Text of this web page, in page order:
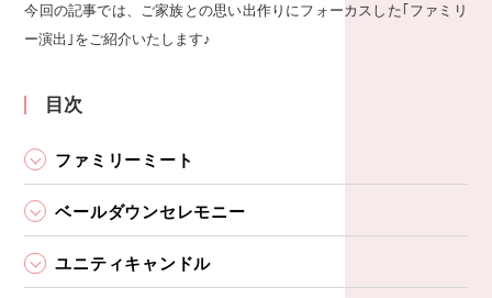
今回の記事では、ご家族との思い出作りにフォーカスした｢ファミリ
ー演出｣をご紹介いたします♪
目次
ファミリーミート
ベールダウンセレモニー
ユニティキャンドル